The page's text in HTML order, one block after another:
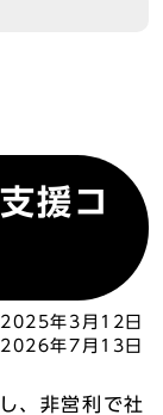
援コ
2025年3月12日
2026年7月13日
、非営利で社